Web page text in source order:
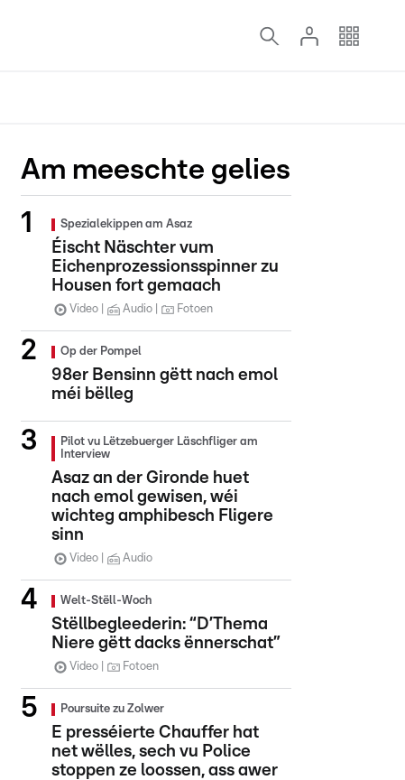
Am meeschte gelies
Spezialekippen am Asaz
Éischt Näschter vum
Eichenprozessionsspinner zu
Housen fort gemaach
Video Audio Fotoen
Op der Pompel
98er Bensinn gëtt nach emol
méi bëlleg
Pilot vu Lëtzebuerger Läschfliger am
Interview
Asaz an der Gironde huet
nach emol gewisen, wéi
wichteg amphibesch Fligere
sinn
Video Audio
Welt-Stëll-Woch
Stëllbegleederin: “D’Thema
Niere gëtt dacks ënnerschat”
Video Fotoen
Poursuite zu Zolwer
E presséierte Chauffer hat
net wëlles, sech vu Police
stoppen ze loossen, ass awer